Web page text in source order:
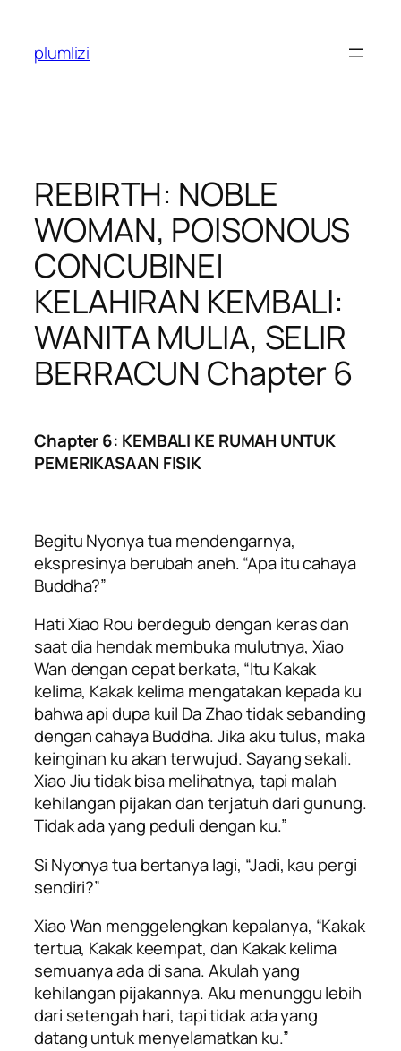
content
plumlizi
REBIRTH: NOBLE
WOMAN, POISONOUS
CONCUBINE|
KELAHIRAN KEMBALI:
WANITA MULIA, SELIR
BERRACUN Chapter 6
Chapter 6: KEMBALI KE RUMAH UNTUK
PEMERIKASAAN FISIK
Begitu Nyonya tua mendengarnya,
ekspresinya berubah aneh. “Apa itu cahaya
Buddha?”
Hati Xiao Rou berdegub dengan keras dan
saat dia hendak membuka mulutnya, Xiao
Wan dengan cepat berkata, “Itu Kakak
kelima, Kakak kelima mengatakan kepada ku
bahwa api dupa kuil Da Zhao tidak sebanding
dengan cahaya Buddha. Jika aku tulus, maka
keinginan ku akan terwujud. Sayang sekali.
Xiao Jiu tidak bisa melihatnya, tapi malah
kehilangan pijakan dan terjatuh dari gunung.
Tidak ada yang peduli dengan ku.”
Si Nyonya tua bertanya lagi, “Jadi, kau pergi
sendiri?”
Xiao Wan menggelengkan kepalanya, “Kakak
tertua, Kakak keempat, dan Kakak kelima
semuanya ada di sana. Akulah yang
kehilangan pijakannya. Aku menunggu lebih
dari setengah hari, tapi tidak ada yang
datang untuk menyelamatkan ku.”